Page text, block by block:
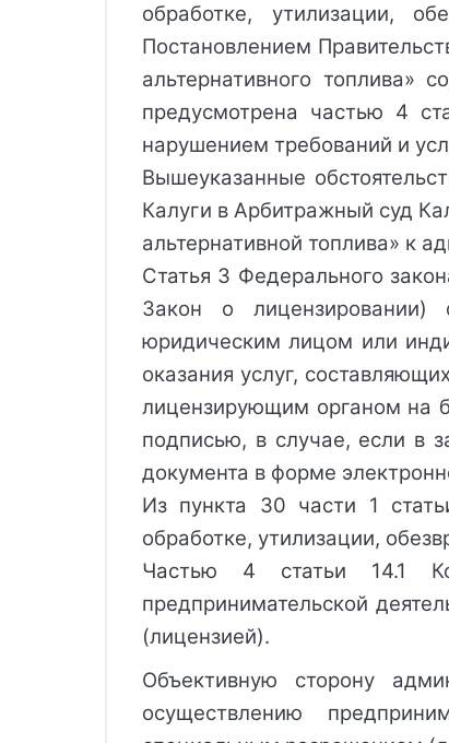
обработке, утилизации,
Постановлением
альтернативного топлива»
предусмотрена частью 4
нарушением требований и
Вышеуказанные
Калуги в Арбитражный суд
альтернативной топлива» к
Статья 3 Федерального
Закон о лицензировании)
юридическим лицом или
оказания услуг,
лицензирующим органом на
подписью, в случае, если в
документа в форме
Из пункта 30 части 1
обработке, утилизации,
Частью 4 статьи 14.1
предпринимательской
(лицензией).
Объективную сторону
осуществлению